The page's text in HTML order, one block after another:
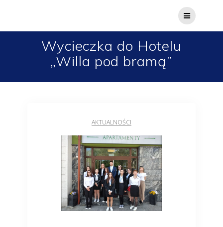
Wycieczka do Hotelu
„Willa pod bramą”
AKTUALNOŚCI